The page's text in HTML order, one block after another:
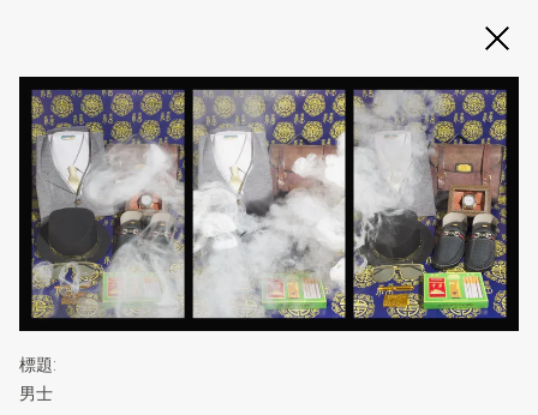
Slide 2 of 3
標題:
男士